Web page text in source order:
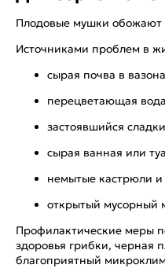
Плодовые мушки обожают
Источниками проблем в
сырая почва в
перецветающая
застоявшийся
сырая ванная или
немытые кастрюли и
открытый мусорный
Профилактические меры
здоровья грибки, черная
благоприятный